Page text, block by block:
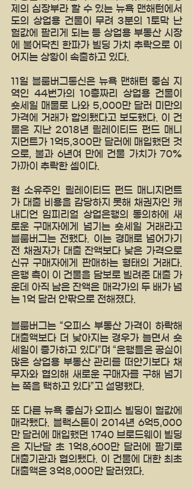
제의 심장부라 할 수 있는 뉴욕 맨해턴에서
도의 상업용 건물이 무려 3분의 1토막 난
헐값에 팔리게 되는 등 상업용 부동산 시장
에 불어닥친 한파가 빌딩 가치 추락으로 이
어지는 상황이 속출하고 있다.
11일 블룸버그통신은 뉴욕 맨해턴 중심 지
역인 44번가의 10층짜리 상업용 건물이
숏세일 매물로 나와 5,000만 달러 미만의
가격에 거래가 합의됐다고 보도했다. 이 건
물은 지난 2018년 릴레이티드 펀드 매니
지먼트가 1억5,300만 달러에 매입했던 것
으로, 불과 6년여 만에 건물 가치가 70%
가까이 추락한 셈이다.
현 소유주인 릴레이티드 펀드 매니지먼트
가 대출 비용을 감당하지 못해 채권자인 캐
내디언 임피리얼 상업은행의 동의하에 새
로운 구매자에게 넘기는 숏세일 거래라고
블룸버그는 전했다. 이는 경매로 넘어가기
전 채권자가 대출 잔액보다 낮은 가격으로
신규 구매자에게 판매하는 형태의 거래다.
은행 측이 이 건물을 담보로 빌려준 대출 가
운데 아직 남은 잔액은 매각가의 두 배가 넘
는 1억 달러 안팎으로 전해졌다.
블룸버그는 “오피스 부동산 가격이 하락해
대출액보다 더 낮아지는 경우가 늘면서 숏
세일이 증가하고 있다”며 “은행들은 공실이
많은 상업용 부동산 관리를 떠안기보다 채
무자와 협의해 새로운 구매자를 구해 넘기
는 쪽을 택하고 있다”고 설명했다.
또 다른 뉴욕 중심가 오피스 빌딩이 헐값에
매각됐다. 블랙스톤이 2014년 6억5,000
만 달러에 매입했던 1740 브로드웨이 빌딩
은 지난달 초 1억8,600만 달러에 팔기로
대출기관과 협의됐다. 이 건물에 대한 최초
대출액은 3억8,000만 달러였다.